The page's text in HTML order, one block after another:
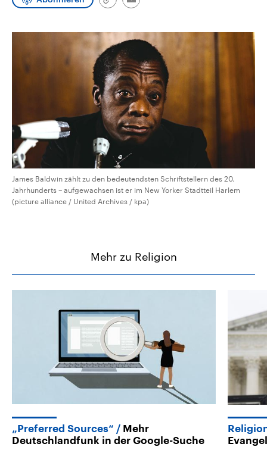
Audio-Archiv
Link
Email
James Baldwin zählt zu den bedeutendsten Schriftstellern des 20.
Jahrhunderts – aufgewachsen ist er im New Yorker Stadtteil Harlem
(picture alliance / United Archives / kpa)
Mehr zu Religion
„Preferred Sources“
Mehr
Deutschlandfunk in der Google-Suche